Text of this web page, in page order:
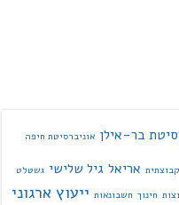
בר-אילן אוניברסיטת חיפה
אריאל גיל שלישי גשטלט
חינוך חשבונאות ייעוץ ארגוני